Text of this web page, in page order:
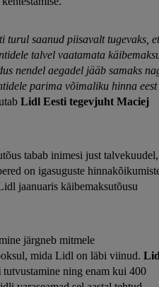
turul saanud piisavalt tugevaks, et
talvel vaatamata
nendel aegadel jääb samaks
parima võimaliku hinna eest
Lidl Eesti tegevjuht Maciej
tabab inimesi just talvekuudel,
on igasuguste
jaanuaris käibemaksutõusu
järgneb mitmele
mida Lidl on läbi viinud.
tutvustamine ning enam kui 400